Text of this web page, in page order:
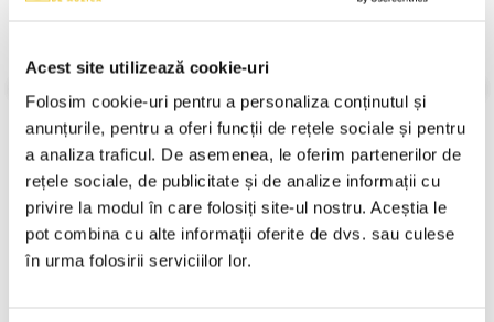
Acest site utilizează cookie-uri
Folosim cookie-uri pentru a personaliza conținutul și
anunțurile, pentru a oferi funcții de rețele sociale și pentru
a analiza traficul. De asemenea, le oferim partenerilor de
rețele sociale, de publicitate și de analize informații cu
privire la modul în care folosiți site-ul nostru. Aceștia le
pot combina cu alte informații oferite de dvs. sau culese
în urma folosirii serviciilor lor.
Review-uri(0)
PRODUSE ALTERNATIVE